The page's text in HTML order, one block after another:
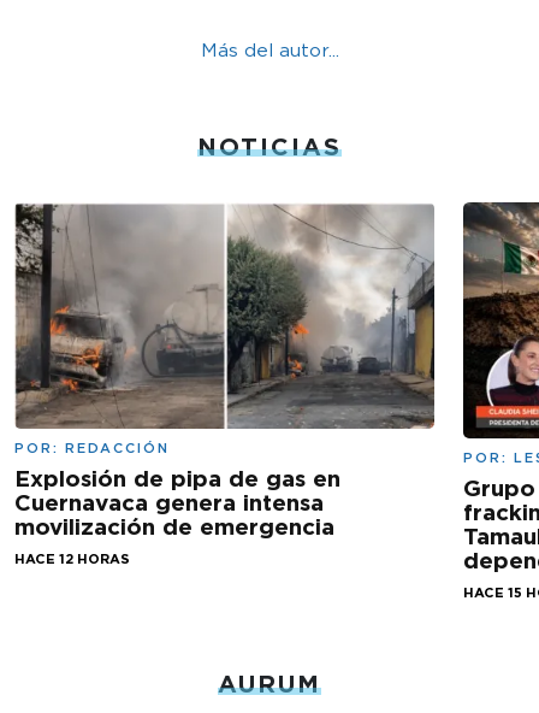
Más del autor...
NOTICIAS
POR: REDACCIÓN
Explosión de pipa de gas en
Cuernavaca genera intensa
movilización de emergencia
HACE 12 HORAS
POR:
HACE 15
AURUM